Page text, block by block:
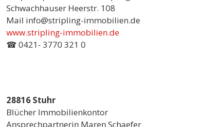
Schwachhauser Heerstr. 108
Mail info@stripling-immobilien.de
www.stripling-immobilien.de
☎ 0421- 3770 321 0
28816 Stuhr
Blücher Immobilienkontor
Ansprechpartnerin Maren Schaefer